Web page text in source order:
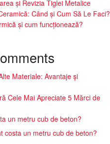
și Revizia Tiglei Metalice
Când și Cum Să Le Faci?
și cum funcționează?
Materiale: Avantaje și
Cele Mai Apreciate 5 Mărci de
un metru cub de beton?
costa un metru cub de beton?